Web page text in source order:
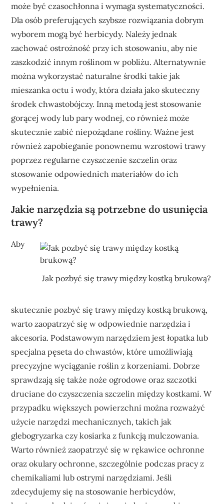
może być czasochłonna i wymaga systematyczności.
Dla osób preferujących szybsze rozwiązania dobrym
wyborem mogą być herbicydy. Należy jednak
zachować ostrożność przy ich stosowaniu, aby nie
zaszkodzić innym roślinom w pobliżu. Alternatywnie
można wykorzystać naturalne środki takie jak
mieszanka octu i wody, która działa jako skuteczny
środek chwastobójczy. Inną metodą jest stosowanie
gorącej wody lub pary wodnej, co również może
skutecznie zabić niepożądane rośliny. Ważne jest
również zapobieganie ponownemu wzrostowi trawy
poprzez regularne czyszczenie szczelin oraz
stosowanie odpowiednich materiałów do ich
wypełnienia.
Jakie narzędzia są potrzebne do usunięcia
trawy?
Jak pozbyć się trawy między kostką brukową?
Aby
skutecznie pozbyć się trawy między kostką brukową,
warto zaopatrzyć się w odpowiednie narzędzia i
akcesoria. Podstawowym narzędziem jest łopatka lub
specjalna pęseta do chwastów, które umożliwiają
precyzyjne wyciąganie roślin z korzeniami. Dobrze
sprawdzają się także noże ogrodowe oraz szczotki
druciane do czyszczenia szczelin między kostkami. W
przypadku większych powierzchni można rozważyć
użycie narzędzi mechanicznych, takich jak
glebogryzarka czy kosiarka z funkcją mulczowania.
Warto również zaopatrzyć się w rękawice ochronne
oraz okulary ochronne, szczególnie podczas pracy z
chemikaliami lub ostrymi narzędziami. Jeśli
zdecydujemy się na stosowanie herbicydów,